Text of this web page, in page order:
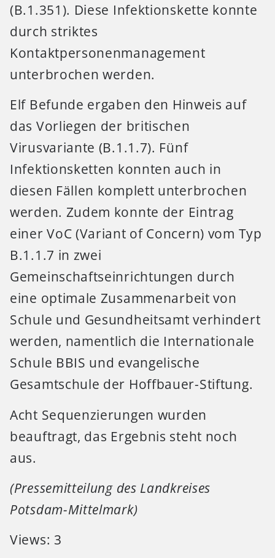
(B.1.351). Diese Infektionskette konnte
durch striktes
Kontaktpersonenmanagement
unterbrochen werden.
Elf Befunde ergaben den Hinweis auf
das Vorliegen der britischen
Virusvariante (B.1.1.7). Fünf
Infektionsketten konnten auch in
diesen Fällen komplett unterbrochen
werden. Zudem konnte der Eintrag
einer VoC (Variant of Concern) vom Typ
B.1.1.7 in zwei
Gemeinschaftseinrichtungen durch
eine optimale Zusammenarbeit von
Schule und Gesundheitsamt verhindert
werden, namentlich die Internationale
Schule BBIS und evangelische
Gesamtschule der Hoffbauer-Stiftung.
Acht Sequenzierungen wurden
beauftragt, das Ergebnis steht noch
aus.
(Pressemitteilung des Landkreises
Potsdam-Mittelmark)
Views: 3